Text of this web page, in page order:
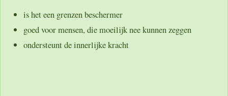
is het een grenzen beschermer
goed voor mensen, die moeilijk nee kunnen zeggen
ondersteunt de innerlijke kracht